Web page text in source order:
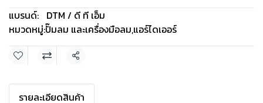
แบรนด์: DTM / ดี ที เอ็ม
หมวดหมู่:ปั๊มลม และเครื่องมือลม,แอร์ไดเออร์
แชร์
รายละเอียดสินค้า